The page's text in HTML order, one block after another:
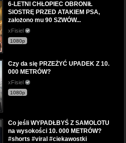
6-LETNI CHŁOPIEC OBRONIŁ
SIOSTRĘ PRZED ATAKIEM PSA,
założono mu 90 SZWÓW...
xFisiel
1080p
Czy da się PRZEŻYĆ UPADEK Z 10.
000 METRÓW?
xFisiel
1080p
Co jeśli WYPADŁBYŚ Z SAMOLOTU
na wysokości 10. 000 METRÓW?
#shorts #viral #ciekawostki